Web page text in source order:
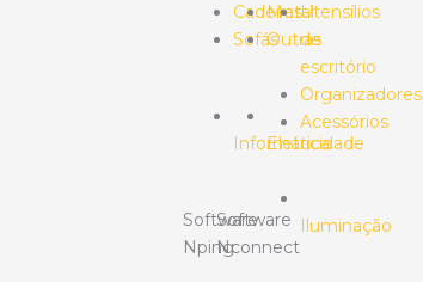
Cadeiras
Sofás
Informática
Software
Nping
Metal
Outras
Eletricidade
Software
Nconnect
Utensílios
de
escritório
Organizadores
Acessórios
Iluminação